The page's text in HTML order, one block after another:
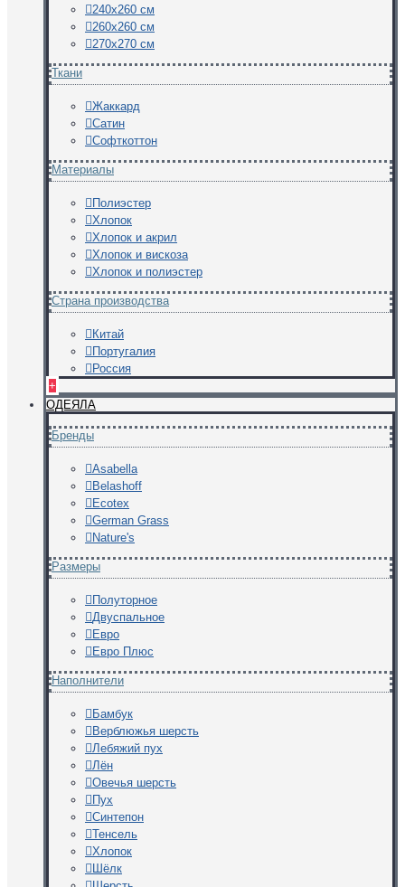
240х260 см
260х260 см
270х270 см
Ткани
Жаккард
Сатин
Софткоттон
Материалы
Полиэстер
Хлопок
Хлопок и акрил
Хлопок и вискоза
Хлопок и полиэстер
Страна производства
Китай
Португалия
Россия
+
ОДЕЯЛА
Бренды
Asabella
Belashoff
Ecotex
German Grass
Nature's
Размеры
Полуторное
Двуспальное
Евро
Евро Плюс
Наполнители
Бамбук
Верблюжья шерсть
Лебяжий пух
Лён
Овечья шерсть
Пух
Синтепон
Тенсель
Хлопок
Шёлк